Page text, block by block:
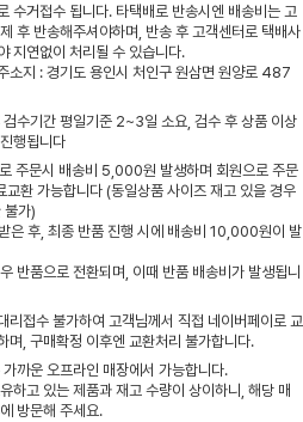
수거접수 됩니다. 타택배로 반송시엔 배송비는 고
후 반송해주셔야하며, 반송 후 고객센터로 택배사
지연없이 처리될 수 있습니다.
소지 : 경기도 용인시 처인구 원삼면 원양로 487
검수기간 평일기준 2~3일 소요, 검수 후 상품 이상
행됩니다
주문시 배송비 5,000원 발생하며 회원으로 주문
교환 가능합니다 (동일상품 사이즈 재고 있을 경우
불가)
은 후, 최종 반품 진행 시에 배송비 10,000원이 발
반품으로 전환되며, 이때 반품 배송비가 발생됩니
리접수 불가하여 고객님께서 직접 네이버페이로 교
며, 구매확정 이후엔 교환처리 불가합니다.
까운 오프라인 매장에서 가능합니다.
하고 있는 제품과 재고 수량이 상이하니, 해당 매
방문해 주세요.